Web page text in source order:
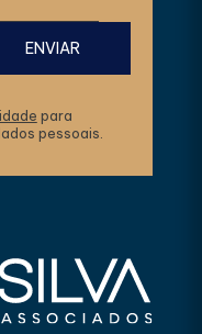
para
pessoais.